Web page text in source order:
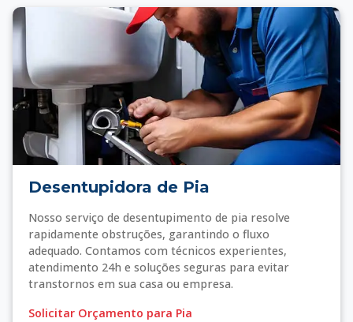
Desentupidora de Pia
Nosso serviço de desentupimento de pia resolve
rapidamente obstruções, garantindo o fluxo
adequado. Contamos com técnicos experientes,
atendimento 24h e soluções seguras para evitar
transtornos em sua casa ou empresa.
Solicitar Orçamento para Pia